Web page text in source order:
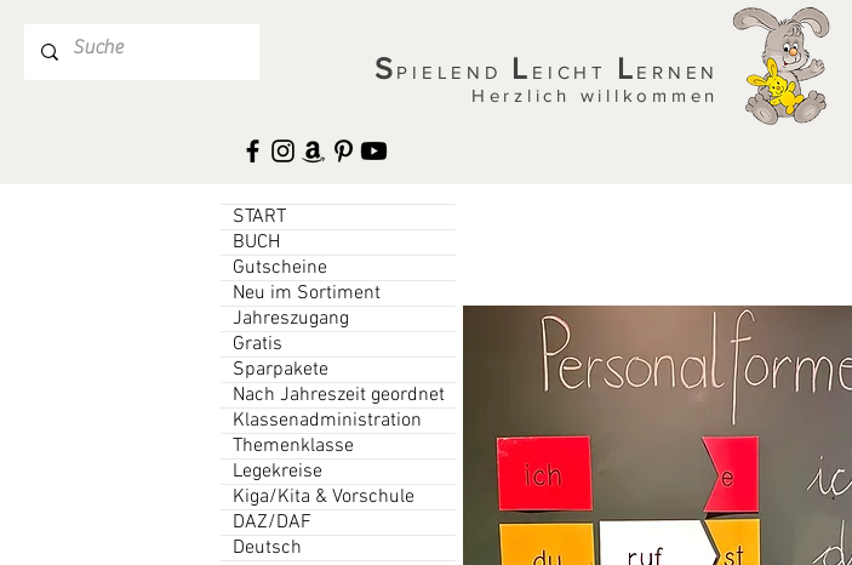
S PIELEND L EICHT L ERNEN
Herzlich willkommen
START
BUCH
Gutscheine
Neu im Sortiment
Jahreszugang
Gratis
Sparpakete
Nach Jahreszeit geordnet
Klassenadministration
Themenklasse
Legekreise
Kiga/Kita & Vorschule
DAZ/DAF
Deutsch